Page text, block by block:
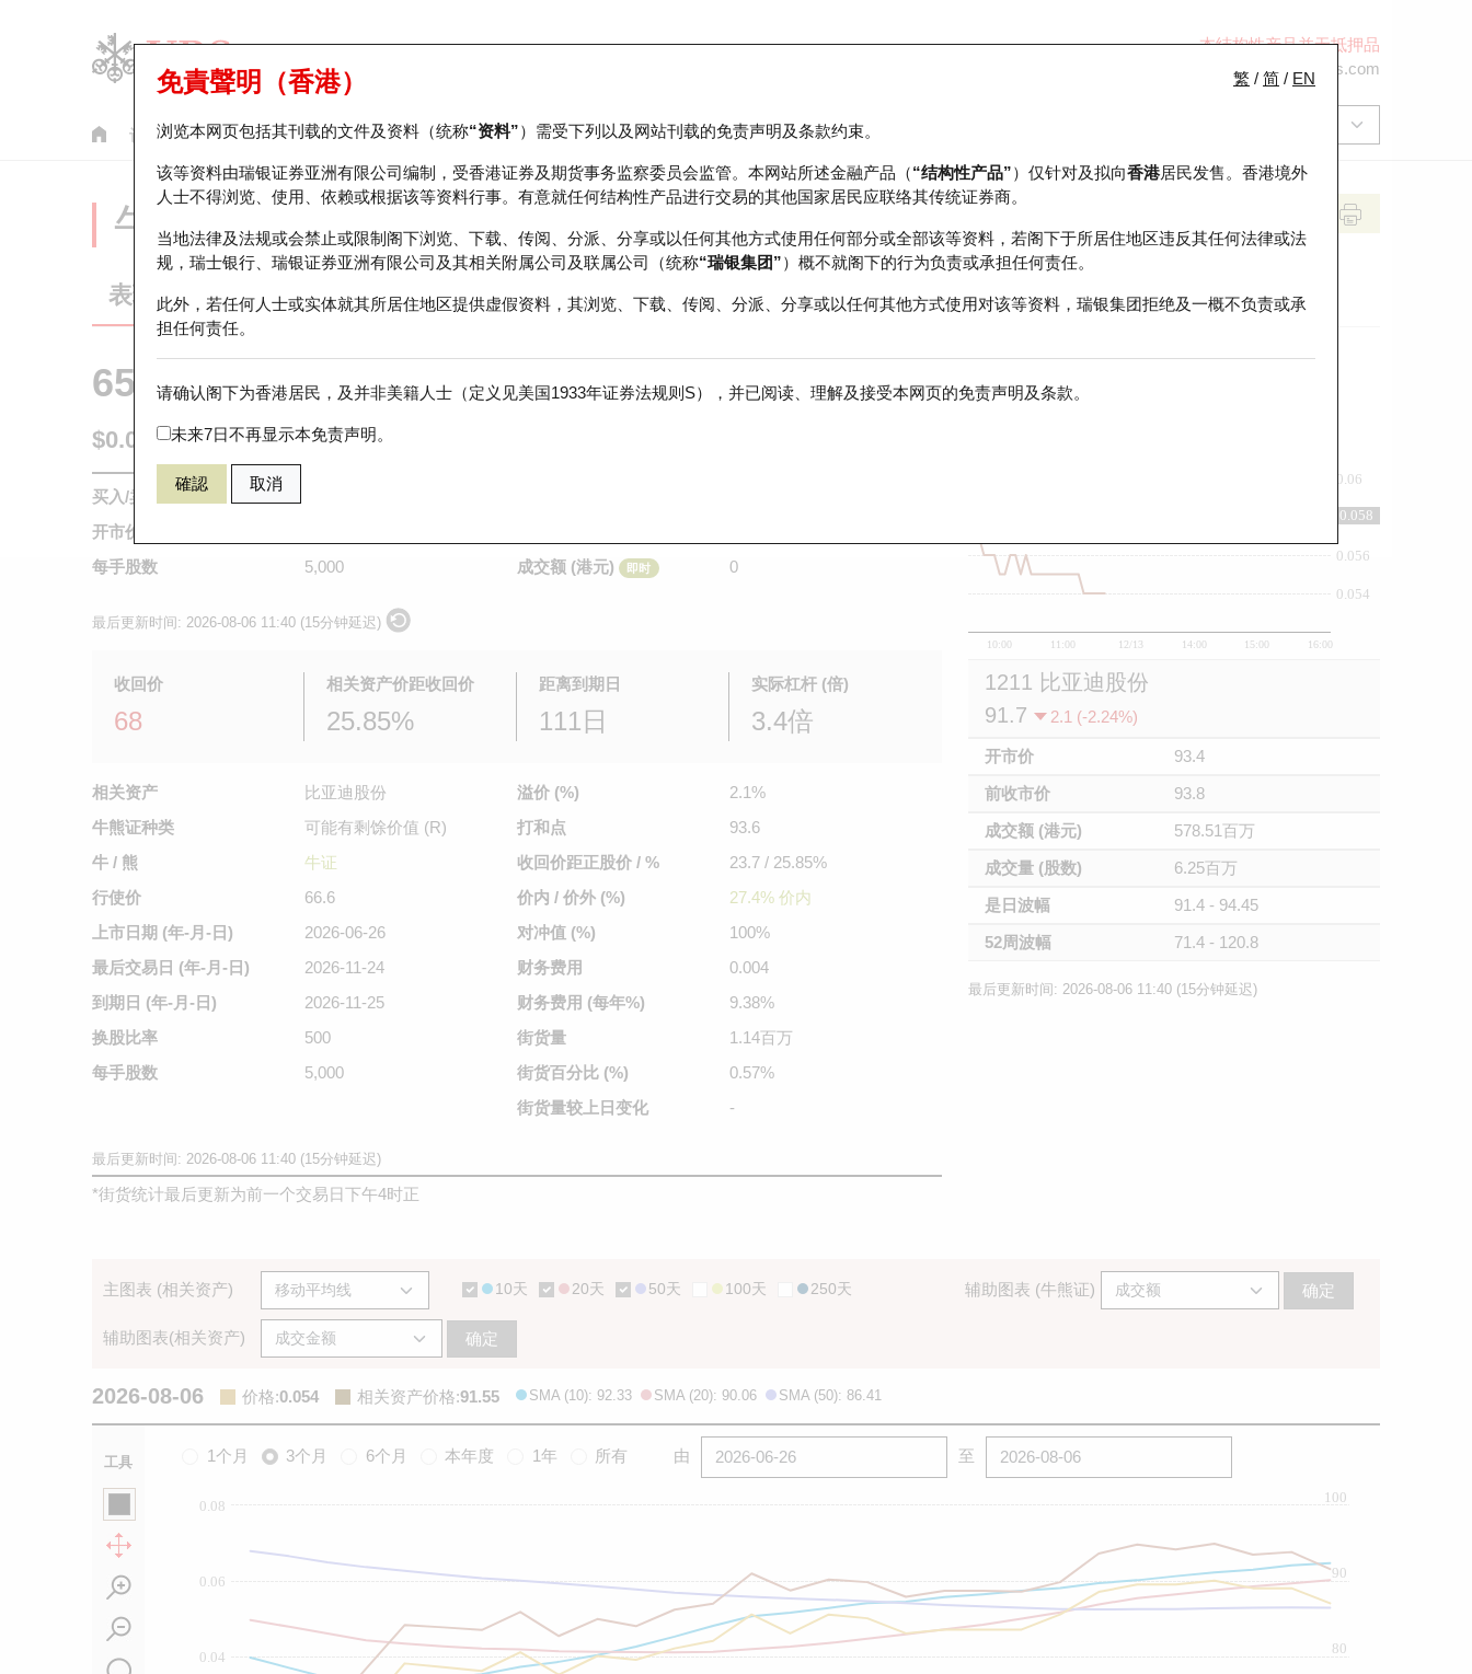
本结构性产品并无抵押品
ol-hkwarrants@ubs.com
认股证 牛熊证 美股指数产品 轮证市场统计 正股数据及市场统计 瑞银轮证教室
繁 / 简 / EN
免責聲明（香港）
浏览本网页包括其刊载的文件及资料（统称“资料”）需受下列以及网站刊载的免责声明及条款约束。
该等资料由瑞银证券亚洲有限公司编制，受香港证券及期货事务监察委员会监管。本网站所述金融产品（“结构性产品”）仅针对及拟向香港居民发售。香港境外
人士不得浏览、使用、依赖或根据该等资料行事。有意就任何结构性产品进行交易的其他国家居民应联络其传统证券商。
当地法律及法规或会禁止或限制阁下浏览、下载、传阅、分派、分享或以任何其他方式使用任何部分或全部该等资料，若阁下于所居住地区违反其任何法律或法
规，瑞士银行、瑞银证券亚洲有限公司及其相关附属公司及联属公司（统称“瑞银集团”）概不就阁下的行为负责或承担任何责任。
此外，若任何人士或实体就其所居住地区提供虚假资料，其浏览、下载、传阅、分派、分享或以任何其他方式使用对该等资料，瑞银集团拒绝及一概不负责或承
担任何责任。
请确认阁下为香港居民，及并非美籍人士（定义见美国1933年证券法规则S），并已阅读、理解及接受本网页的免责声明及条款。
未来7日不再显示本免责声明。
確認 取消
牛熊证分析仪
表现 街货统计 比较
65086 瑞银牛证 1211 比亚迪股份
$0.054 0.004 (-6.9%) 即时
买入/卖出价
开市价
每手股数
5,000
成交额 (港元)
即时 0
最后更新时间: 2026-08-06 11:40 (15分钟延迟)
收回价
68
相关资产价距收回价
25.85%
距离到期日
111日
实际杠杆 (倍)
3.4倍
相关资产
比亚迪股份
牛熊证种类
可能有剩馀价值 (R)
牛 / 熊
牛证
行使价
66.6
上市日期 (年-月-日)
2026-06-26
最后交易日 (年-月-日)
2026-11-24
到期日 (年-月-日)
2026-11-25
换股比率
500
每手股数
5,000
溢价 (%)
2.1%
打和点
93.6
收回价距正股价 / %
23.7 / 25.85%
价内 / 价外 (%)
27.4% 价内
对冲值 (%)
100%
财务费用
0.004
财务费用 (每年%)
9.38%
街货量
1.14百万
街货百分比 (%)
0.57%
街货量较 上日变化 -
最后更新时间: 2026-08-06 11:40 (15分钟延迟)
*街货统计最后更新为前一个交易日下午4时正
10:00 11:00 12/13 14:00 15:00 16:00
0.054
0.056
0.058
0.06
0.058
1211 比亚迪股份
91.7
2.1 (-2.24%)
开市价
93.4
前收市价
93.8
成交额 (港元)
578.51百万
成交量 (股数)
6.25百万
是日波幅
91.4 - 94.45
52周波幅
71.4 - 120.8
最后更新时间: 2026-08-06 11:40 (15分钟延迟)
主图表 (相关资产) 10天 20天 50天 100天 250天 辅助图表 (牛熊证) 确定
辅助图表(相关资产) 确定
2026-08-06 价格:0.054 相关资产价格:91.55 SMA (10): 92.33 SMA (20): 90.06 SMA (50): 86.41
工具 1个月 3个月 6个月 本年度 1年 所有 由 至
0.04
0.06
0.08
80
90
100